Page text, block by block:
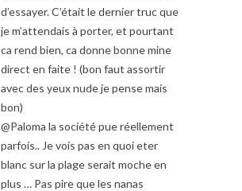
d’essayer. C’était le dernier truc que
je m’attendais à porter, et pourtant
ca rend bien, ca donne bonne mine
direct en faite ! (bon faut assortir
avec des yeux nude je pense mais
bon)
@Paloma la société pue réellement
parfois.. Je vois pas en quoi eter
blanc sur la plage serait moche en
plus … Pas pire que les nanas